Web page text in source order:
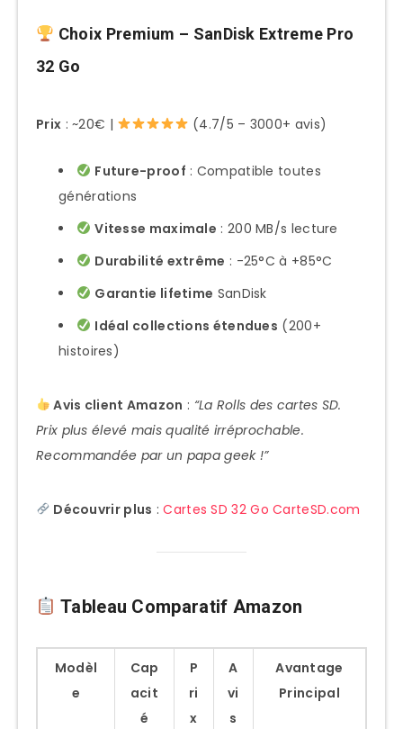
Choix Premium – SanDisk Extreme Pro
32 Go
Prix : ~20€ | (4.7/5 – 3000+ avis)
Future-proof : Compatible toutes
générations
Vitesse maximale : 200 MB/s lecture
Durabilité extrême : -25°C à +85°C
Garantie lifetime SanDisk
Idéal collections étendues (200+
histoires)
Avis client Amazon : “La Rolls des cartes SD.
Prix plus élevé mais qualité irréprochable.
Recommandée par un papa geek !”
Découvrir plus :Cartes SD 32 Go CarteSD.com
Tableau Comparatif Amazon
Modèl
e
Cap
acit
é
P
ri
x
A
vi
s
Avantage
Principal